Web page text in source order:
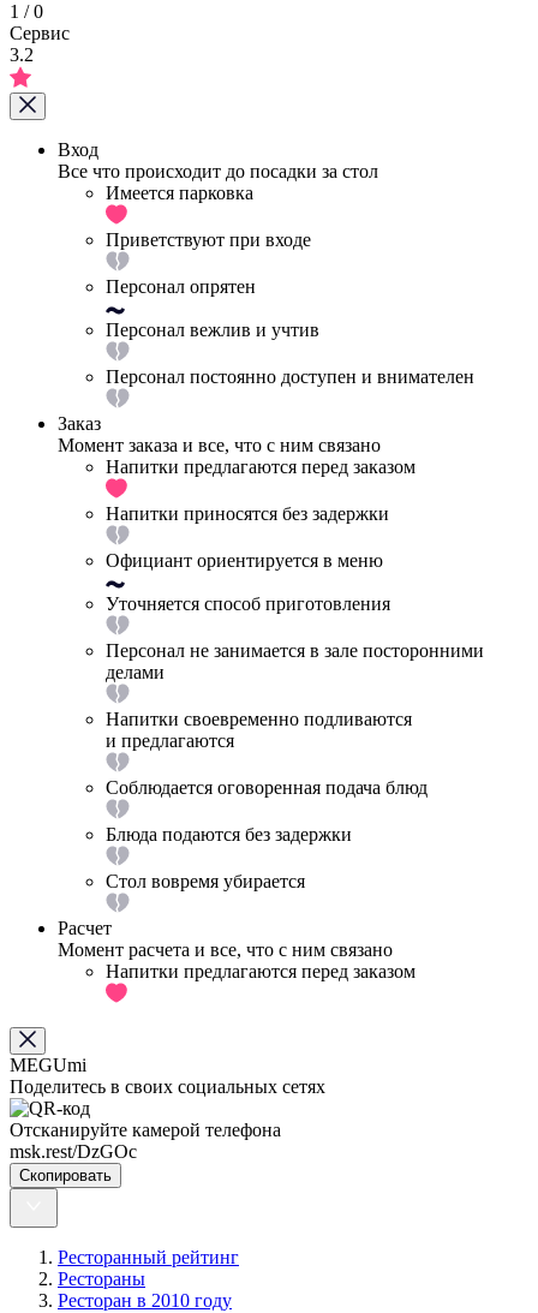
1 /0
Сервис
3.2
Вход
Все что происходит до посадки за стол
Имеется парковка
Приветствуют при входе
Персонал опрятен
Персонал вежлив и учтив
Персонал постоянно доступен и внимателен
Заказ
Момент заказа и все, что с ним связано
Напитки предлагаются перед заказом
Напитки приносятся без задержки
Официант ориентируется в меню
Уточняется способ приготовления
Персонал не занимается в зале посторонними
делами
Напитки своевременно подливаются
и предлагаются
Соблюдается оговоренная подача блюд
Блюда подаются без задержки
Стол вовремя убирается
Расчет
Момент расчета и все, что с ним связано
Напитки предлагаются перед заказом
MEGUmi
Поделитесь в своих социальных сетях
Отсканируйте камерой телефона
msk.rest/DzGOc
Скопировать
Ресторанный рейтинг
Рестораны
Ресторан в 2010 году